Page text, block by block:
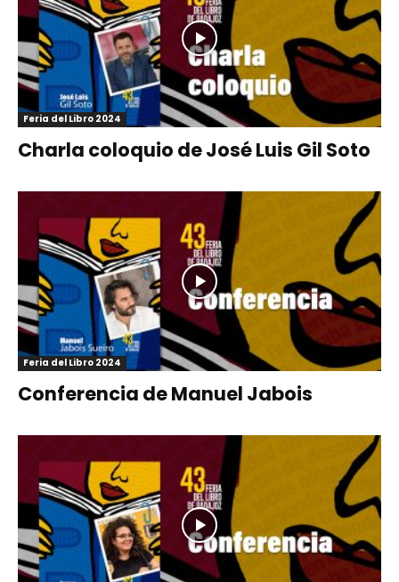
Feria del Libro 2024
Charla coloquio de José Luis Gil Soto
Feria del Libro 2024
Conferencia de Manuel Jabois